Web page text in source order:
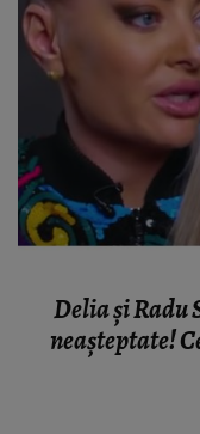
Delia și Radu
neașteptate!